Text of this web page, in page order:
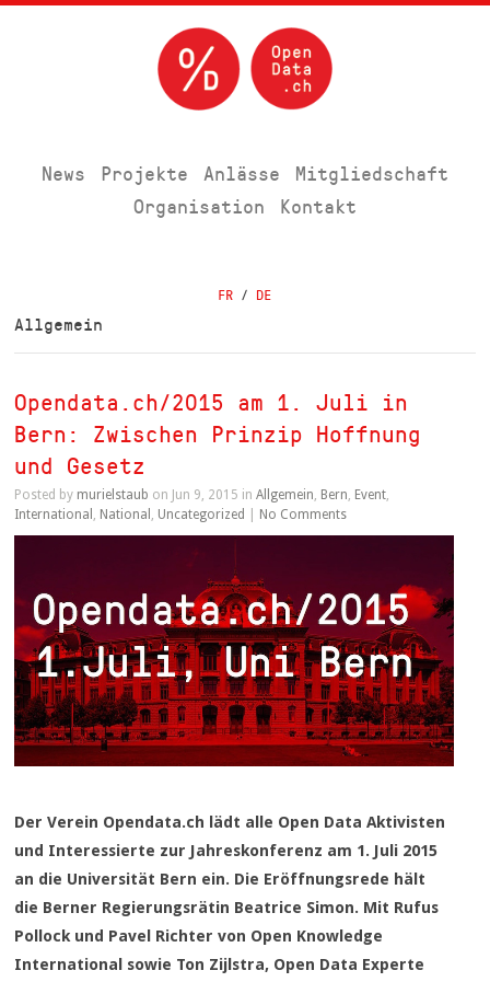
News Projekte Anlässe
Mitgliedschaft
Organisation
Kontakt
FR / DE
Allgemein
Opendata.ch/2015 am 1. Juli in
Bern: Zwischen Prinzip Hoffnung
und Gesetz
Posted by murielstaub on Jun 9, 2015 inAllgemein, Bern, Event,
International , National , Uncategorized No Comments
Der Verein Opendata.ch lädt alle Open Data Aktivisten
und Interessierte zur Jahreskonferenz am 1. Juli 2015
an die Universität Bern ein. Die Eröffnungsrede hält
die Berner Regierungsrätin Beatrice Simon. Mit Rufus
Pollock und Pavel Richter von Open Knowledge
International sowie Ton Zijlstra, Open Data Experte